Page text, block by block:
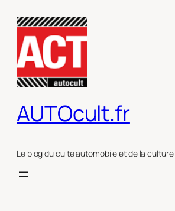
contenu
AUTOcult.fr
Le blog du culte automobile et de la